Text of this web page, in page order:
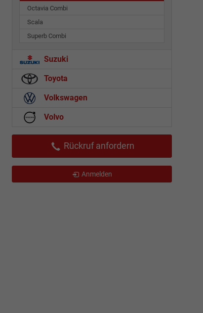
Octavia Combi
Scala
Superb Combi
Suzuki
Toyota
Volkswagen
Volvo
Rückruf anfordern
Anmelden